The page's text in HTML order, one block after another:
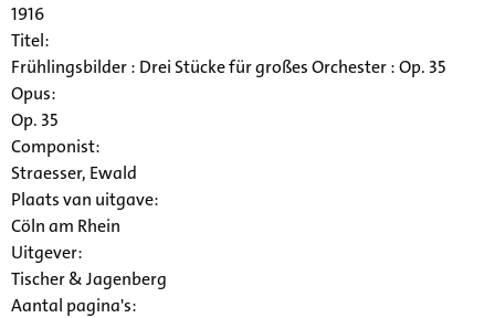
1916
Titel:
Frühlingsbilder : Drei Stücke für großes Orchester : Op. 35
Opus:
Op. 35
Componist:
Straesser, Ewald
Plaats van uitgave:
Cöln am Rhein
Uitgever:
Tischer & Jagenberg
Aantal pagina's: